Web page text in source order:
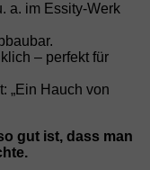
a. im Essity‑Werk
– perfekt für
„Ein Hauch von
gut ist, dass man